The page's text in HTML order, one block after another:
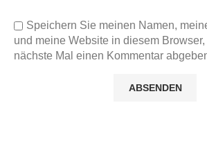
Speichern Sie meinen Namen,
und meine Website in diesem
nächste Mal einen Kommentar